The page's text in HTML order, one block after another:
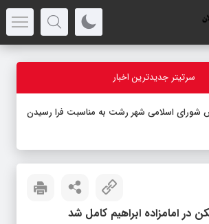
سرتیتر جدیدترین اخبار
شورای اسلامی شهر رشت به مناسبت فرا رسیدن
در امامزاده ابراهیم کامل شد